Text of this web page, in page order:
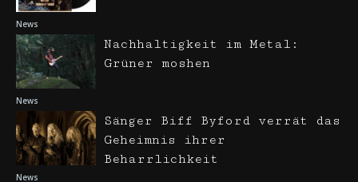
News
News
Nachhaltigkeit im Metal:
Grüner moshen
News
Sänger Biff Byford verrät das
Geheimnis ihrer
Beharrlichkeit